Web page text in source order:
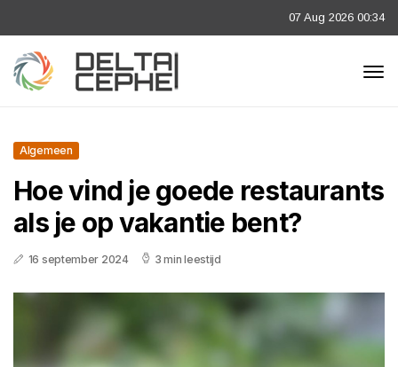
07 Aug 2026 00:34
Algemeen
Hoe vind je goede restaurants
als je op vakantie bent?
16 september 2024 3 min leestijd